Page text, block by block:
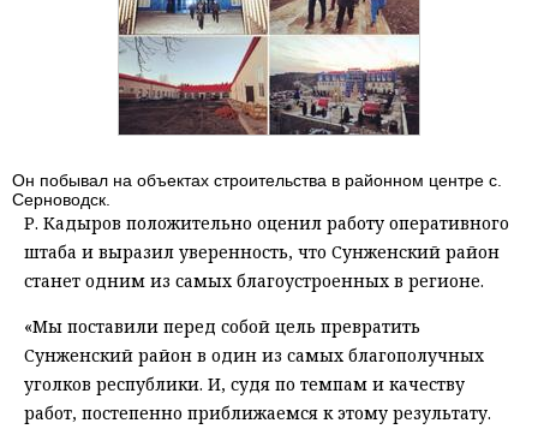
Он побывал на объектах строительства в районном центре с.
Серноводск.
Р. Кадыров положительно оценил работу оперативного
штаба и выразил уверенность, что Сунженский район
станет одним из самых благоустроенных в регионе.
«Мы поставили перед собой цель превратить
Сунженский район в один из самых благополучных
уголков республики. И, судя по темпам и качеству
работ, постепенно приближаемся к этому результату.